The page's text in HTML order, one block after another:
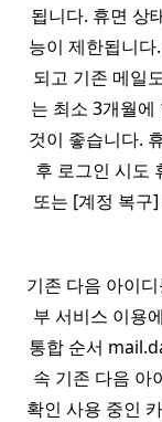
됩니다. 휴면 상
능이 제한됩니
되고 기존 메일
는 최소 3개월
것이 좋습니다.
후 로그인 시도
또는 [계정 복구
기존 다음 아이
부 서비스 이용
통합 순서
속 기존 다음 아
확인 사용 중인